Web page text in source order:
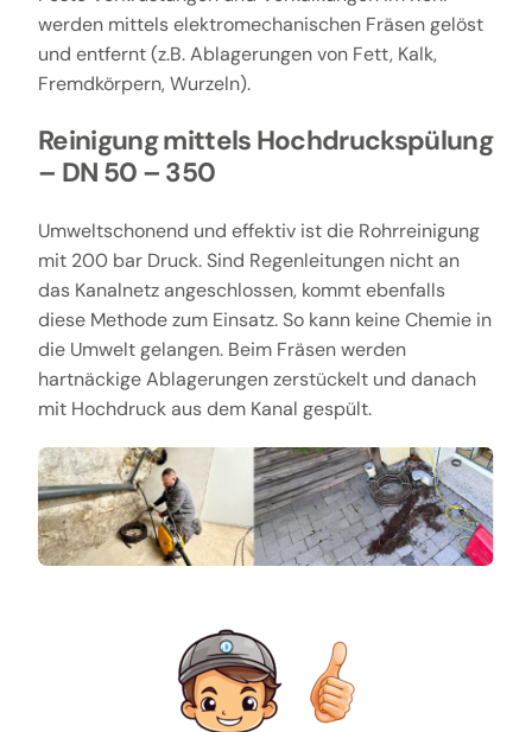
werden mittels elektromechanischen Fräsen gelöst
und entfernt (z.B. Ablagerungen von Fett, Kalk,
Fremdkörpern, Wurzeln).
Reinigung mittels Hochdruckspülung
– DN 50 – 350
Umweltschonend und effektiv ist die Rohrreinigung
mit 200 bar Druck. Sind Regenleitungen nicht an
das Kanalnetz angeschlossen, kommt ebenfalls
diese Methode zum Einsatz. So kann keine Chemie in
die Umwelt gelangen. Beim Fräsen werden
hartnäckige Ablagerungen zerstückelt und danach
mit Hochdruck aus dem Kanal gespült.